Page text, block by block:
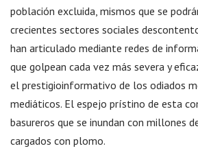
población excluida, mismos que se
crecientes sectores sociales
han articulado mediante redes de
que golpean cada vez más severa y
el prestigioinformativo de los odiados
mediáticos. El espejo prístino de esta
basureros que se inundan con millones
cargados con plomo.